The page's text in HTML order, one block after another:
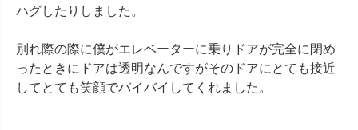
ハグしたりしました。
別れ際の際に僕がエレベーターに乗りドアが完全に閉め
ったときにドアは透明なんですがそのドアにとても接近
してとても笑顔でバイバイしてくれました。